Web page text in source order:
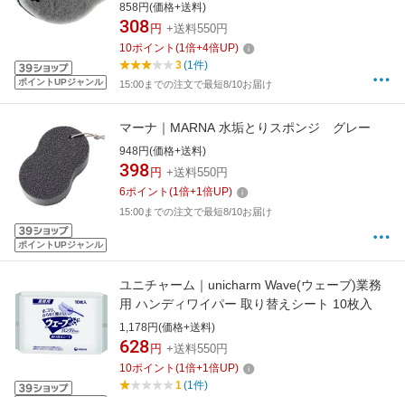
ポイントUPジャンル
858円(価格+送料)
308 円 +送料550円
10ポイント (1倍+4倍UP)
3(1件)
15:00までの注文で最短8/10お届け
ポイントUPジャンル
マーナ｜MARNA 水垢とりスポンジ グレー
948円(価格+送料)
398 円 +送料550円
6ポイント (1倍+1倍UP)
15:00までの注文で最短8/10お届け
ユニチャーム｜unicharm Wave(ウェーブ)業務
用 ハンディワイパー 取り替えシート 10枚入
1,178円(価格+送料)
628 円 +送料550円
10ポイント (1倍+1倍UP)
1(1件)